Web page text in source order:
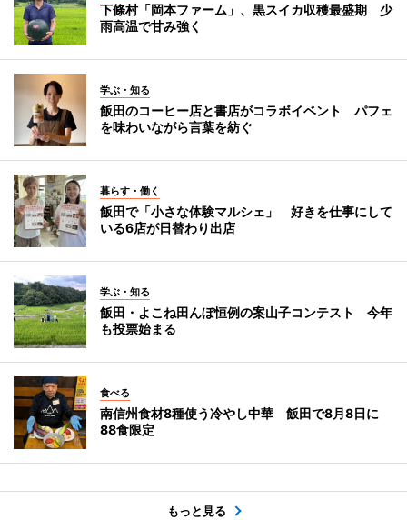
下條村「岡本ファーム」、黒スイカ収穫最盛期 少
雨高温で甘み強く
学ぶ・知る
飯田のコーヒー店と書店がコラボイベント パフェ
を味わいながら言葉を紡ぐ
暮らす・働く
飯田で「小さな体験マルシェ」 好きを仕事にして
いる6店が日替わり出店
学ぶ・知る
飯田・よこね田んぼ恒例の案山子コンテスト 今年
も投票始まる
食べる
南信州食材8種使う冷やし中華 飯田で8月8日に
88食限定
もっと見る